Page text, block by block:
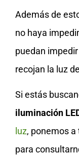
Además de
no haya
puedan
recojan la luz
Si estás
iluminación
luz, ponemos
para